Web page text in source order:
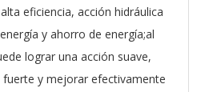
eficiencia, acción hidráulica
y ahorro de energía;al
lograr una acción suave,
y mejorar efectivamente